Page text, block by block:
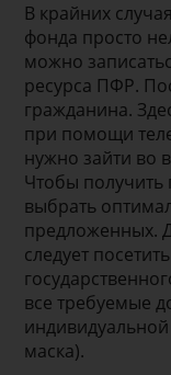
В крайних
фонда просто
можно
ресурса ПФР.
гражданина.
при помощи
нужно зайти во
Чтобы
выбрать
предложенных.
следует
все требуемые
маска).